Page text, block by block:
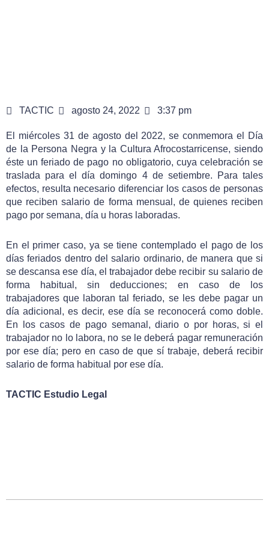
TACTIC agosto 24, 2022 3:37 pm
El miércoles 31 de agosto del 2022, se conmemora el Día
de la Persona Negra y la Cultura Afrocostarricense, siendo
éste un feriado de pago no obligatorio, cuya celebración se
traslada para el día domingo 4 de setiembre. Para tales
efectos, resulta necesario diferenciar los casos de personas
que reciben salario de forma mensual, de quienes reciben
pago por semana, día u horas laboradas.
En el primer caso, ya se tiene contemplado el pago de los
días feriados dentro del salario ordinario, de manera que si
se descansa ese día, el trabajador debe recibir su salario de
forma habitual, sin deducciones; en caso de los
trabajadores que laboran tal feriado, se les debe pagar un
día adicional, es decir, ese día se reconocerá como doble.
En los casos de pago semanal, diario o por horas, si el
trabajador no lo labora, no se le deberá pagar remuneración
por ese día; pero en caso de que sí trabaje, deberá recibir
salario de forma habitual por ese día.
TACTIC Estudio Legal